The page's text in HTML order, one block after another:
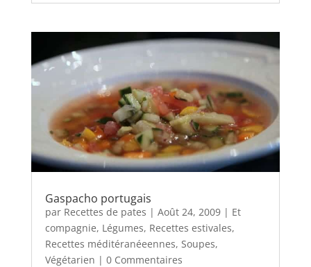
Gaspacho portugais
par Recettes de pates | Août 24, 2009| Et
compagnie, Légumes, Recettes estivales,
Recettes méditéranéeennes, Soupes,
Végétarien | 0 Commentaires